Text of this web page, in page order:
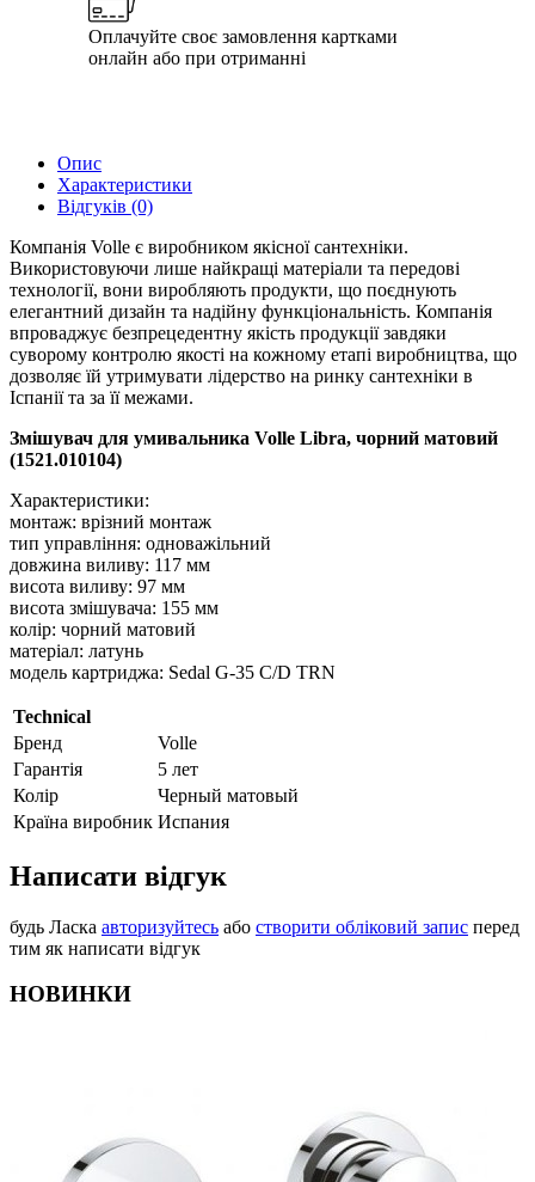
Оплачуйте своє замовлення картками
онлайн або при отриманні
Опис
Характеристики
Відгуків (0)
Компанія Volle є виробником якісної сантехніки.
Використовуючи лише найкращі матеріали та передові
технології, вони виробляють продукти, що поєднують
елегантний дизайн та надійну функціональність. Компанія
впроваджує безпрецедентну якість продукції завдяки
суворому контролю якості на кожному етапі виробництва, що
дозволяє їй утримувати лідерство на ринку сантехніки в
Іспанії та за її межами.
Змішувач для умивальника Volle Libra, чорний матовий
(1521.010104)
Характеристики:
монтаж: врізний монтаж
тип управління: одноважільний
довжина виливу: 117 мм
висота виливу: 97 мм
висота змішувача: 155 мм
колір: чорний матовий
матеріал: латунь
модель картриджа: Sedal G-35 C/D ТRN
Technical
Бренд
Volle
Гарантія
5 лет
Колір
Черный матовый
Країна виробник Испания
Написати відгук
будь Ласка авторизуйтесь або створити обліковий запис перед
тим як написати відгук
НОВИНКИ